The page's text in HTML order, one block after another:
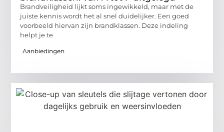
Brandveiligheid lijkt soms ingewikkeld, maar met de
juiste kennis wordt het al snel duidelijker. Een goed
voorbeeld hiervan zijn brandklassen. Deze indeling
helpt je te
Aanbiedingen